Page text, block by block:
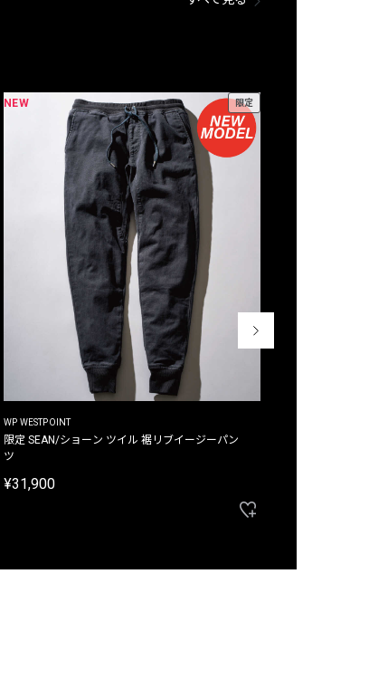
NEW 限定
WP WESTPOINT
限定 SEAN/ショーン ツイル 裾リブイージーパン
ツ
¥31,900